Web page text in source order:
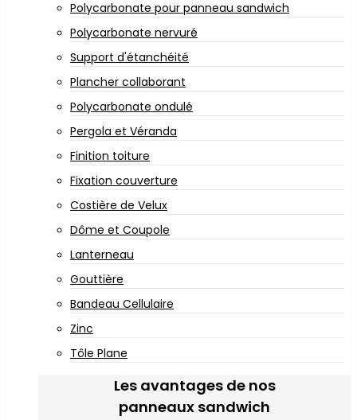
Polycarbonate pour panneau sandwich
Polycarbonate nervuré
Support d'étanchéité
Plancher collaborant
Polycarbonate ondulé
Pergola et Véranda
Finition toiture
Fixation couverture
Costière de Velux
Dôme et Coupole
Lanterneau
Gouttière
Bandeau Cellulaire
Zinc
Tôle Plane
Les avantages de nos
panneaux sandwich